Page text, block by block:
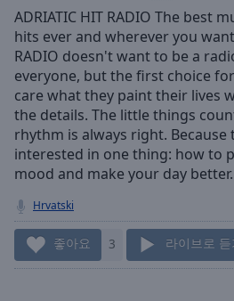
Stream
TypeLIVE
Seek to
currently
behind
live
LIVE
Remaining
Time-
Playback
Rate
Chapters
ADRIATIC HIT RADIO The best
hits ever and wherever you
RADIO doesn't want to be a
everyone, but the first choice
care what they paint their lives
the details. The little things
rhythm is always right. Because
interested in one thing: how to
mood and make your day better.
Hrvatski
좋아요 3 라이브로 듣